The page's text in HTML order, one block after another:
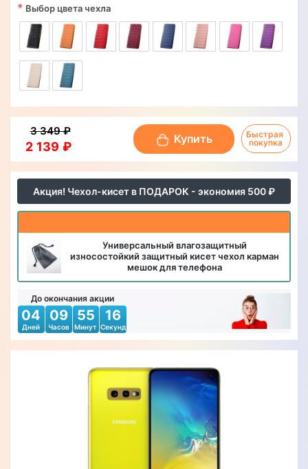
Акция! Чехол-кисет в ПОДАРОК - экономия 500 ₽
Универсальный влагозащитный
износостойкий защитный кисет чехол карман
мешок для телефона
До окончания акции
04
Дней
09
Часов
55
Минут
14
Секунд
* Выбор цвета чехла
2 139 ₽
3 349 ₽
Купить
Быстрая
покупка